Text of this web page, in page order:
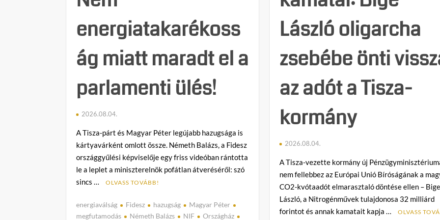
idején
energiatakarékoss
ág miatt maradt el a
parlamenti ülés!
2026.08.04.
A Tisza-párt és Magyar Péter legújabb hazugsága is
kártyavárként omlott össze. Németh Balázs, a Fidesz
országgyűlési képviselője egy friss videóban rántotta
le a leplet a miniszterelnök pofátlan átveréséről: szó
sincs …
OLVASS TOVÁBB!
energiaválság Fidesz hazugság
Magyar Péter
megfutamodás
Németh Balázs NIF
Országház
László oligarcha
zsebébe önti
az adót a Tisza-
kormány
2026.08.04.
A Tisza-vezette kormány új
nem fellebbez az Európai Unió Bíróságának a
CO2-kvótaadót elmarasztaló döntése ellen – Bige
László, a Nitrogénművek tulajdonosa 32 milliárd
forintot és annak kamatait kapja …
OLVASS